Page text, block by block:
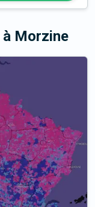
à Morzine